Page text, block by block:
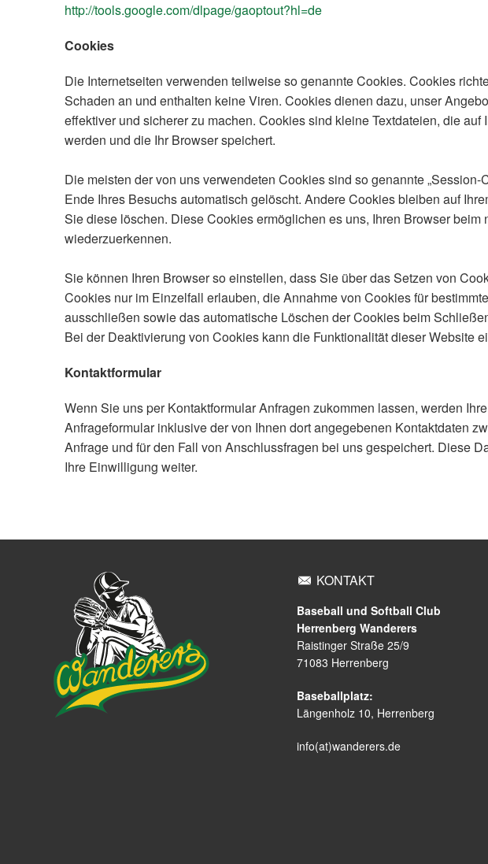
http://tools.google.com/dlpage/gaoptout?hl=de
Cookies
Die Internetseiten verwenden teilweise so genannte Cookies. Cookies
Schaden an und enthalten keine Viren. Cookies dienen dazu, unser
effektiver und sicherer zu machen. Cookies sind kleine Textdateien, die auf
werden und die Ihr Browser speichert.
Die meisten der von uns verwendeten Cookies sind so genannte „Session-
Ende Ihres Besuchs automatisch gelöscht. Andere Cookies bleiben auf
Sie diese löschen. Diese Cookies ermöglichen es uns, Ihren Browser beim
wiederzuerkennen.
Sie können Ihren Browser so einstellen, dass Sie über das Setzen von
Cookies nur im Einzelfall erlauben, die Annahme von Cookies für
ausschließen sowie das automatische Löschen der Cookies beim
Bei der Deaktivierung von Cookies kann die Funktionalität dieser Website
Kontaktformular
Wenn Sie uns per Kontaktformular Anfragen zukommen lassen, werden
Anfrageformular inklusive der von Ihnen dort angegebenen Kontaktdaten
Anfrage und für den Fall von Anschlussfragen bei uns gespeichert. Diese
Ihre Einwilligung weiter.
KONTAKT
Baseball und Softball Club
Herrenberg Wanderers
Raistinger Straße 25/9
71083 Herrenberg
Baseballplatz:
Längenholz 10, Herrenberg
info(at)wanderers.de